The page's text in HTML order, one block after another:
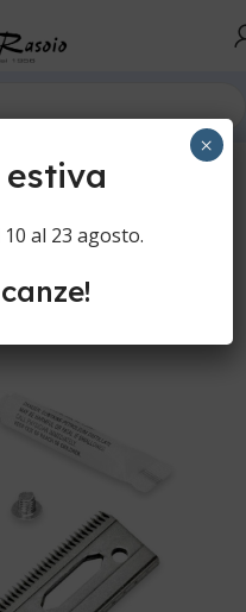
Ricambi tagliacapelli
al 23 agosto.
×